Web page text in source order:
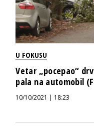
U FOKUSU
Vetar „pocepao“
pala na automobil
10/10/2021 | 18:23